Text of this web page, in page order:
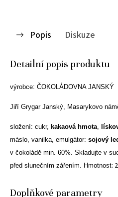
Popis Diskuze
Detailní popis produktu
výrobce: ČOKOLÁDOVNA JANSKÝ
Jiří Grygar Janský, Masarykovo
složení: cukr, kakaová hmota
máslo, vanilka, emulgátor: sojový
v čokoládě min. 60%. Skladujte v
před slunečním zářením. Hmotnost:
Doplňkové parametry